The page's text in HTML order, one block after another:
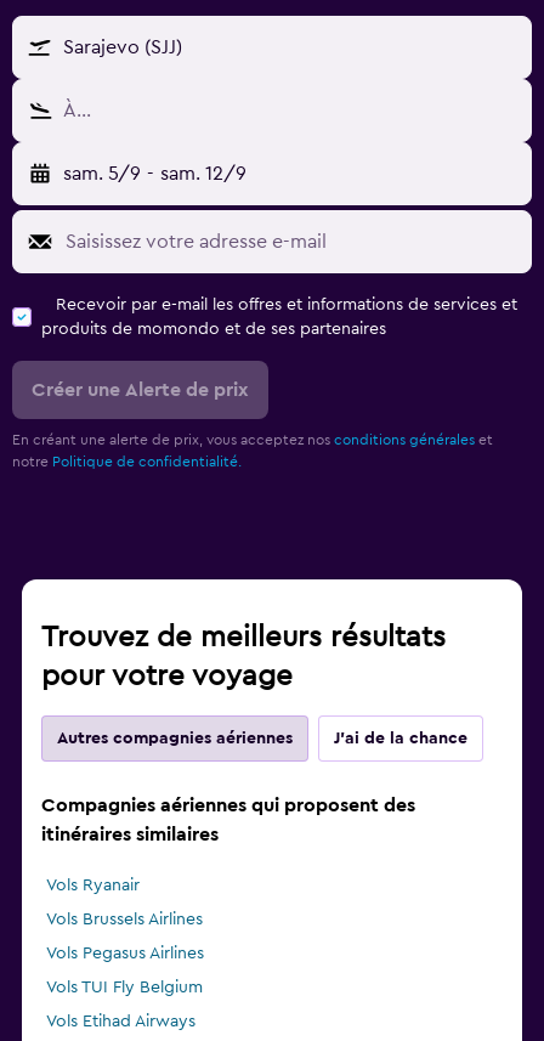
Sarajevo (SJJ)
À…
sam. 5/9 - sam. 12/9
Recevoir par e-mail les offres et informations de services et
produits de momondo et de ses partenaires
Créer une Alerte de prix
En créant une alerte de prix, vous acceptez nos conditions générales et
notre Politique de confidentialité.
Trouvez de meilleurs résultats
pour votre voyage
Autres compagnies aériennes J'ai de la chance
Compagnies aériennes qui proposent des
itinéraires similaires
Vols Ryanair
Vols Brussels Airlines
Vols Pegasus Airlines
Vols TUI Fly Belgium
Vols Etihad Airways